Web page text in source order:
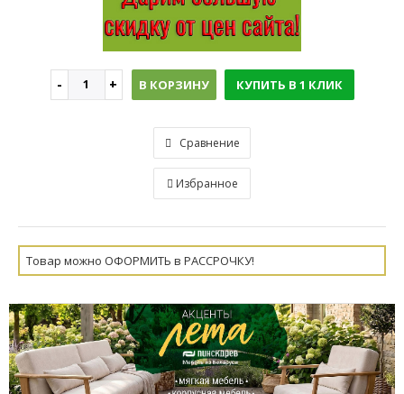
В КОРЗИНУ КУПИТЬ В 1 КЛИК
Сравнение
Избранное
Товар можно ОФОРМИТЬ в РАССРОЧКУ!